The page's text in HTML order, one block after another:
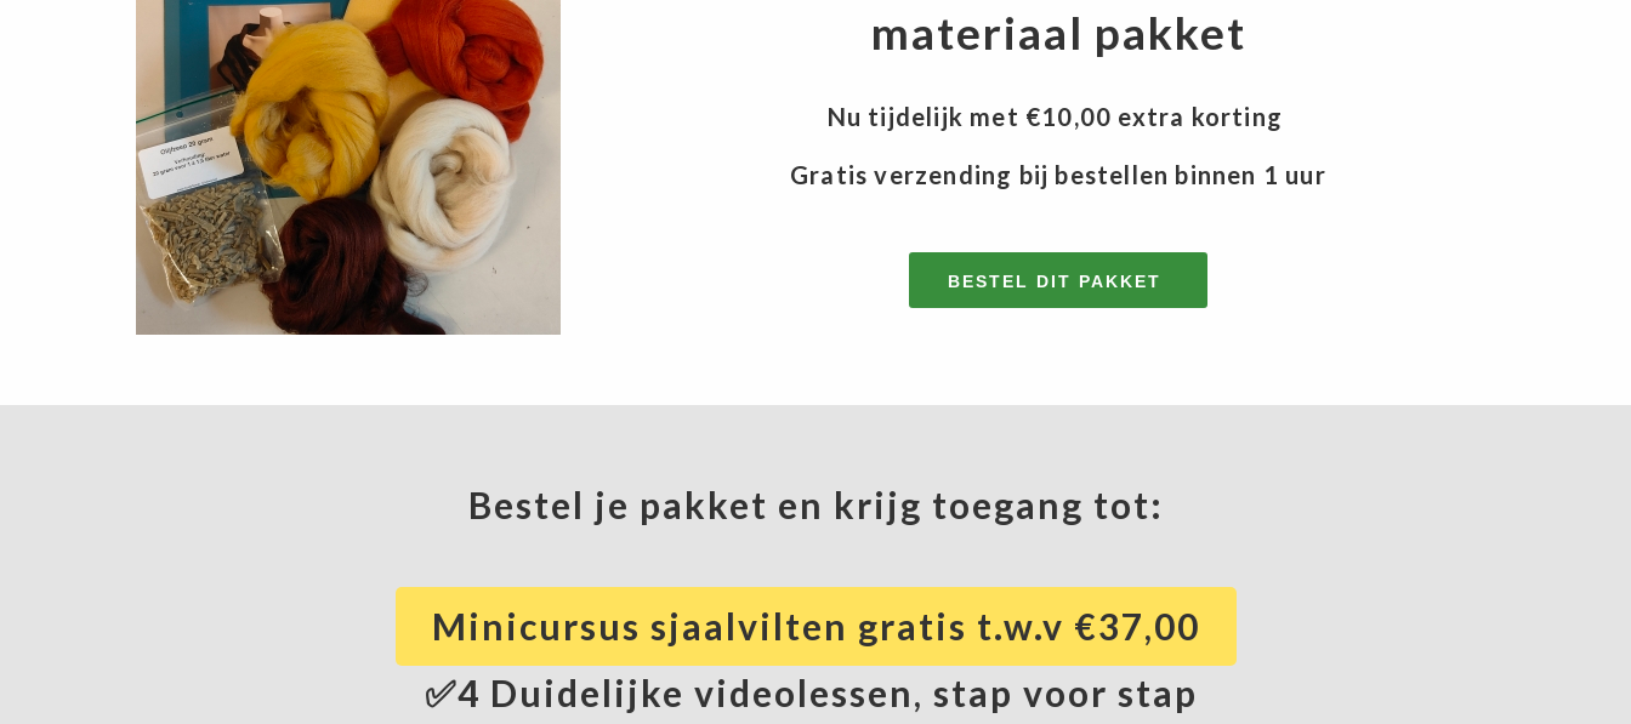
materiaal pakket
Nu tijdelijk met €10,00 extra korting
Gratis verzending bij bestellen binnen 1 uur
BESTEL DIT PAKKET
Bestel je pakket en krijg toegang tot:
Minicursus sjaalvilten gratis t.w.v €37,00
✅4 Duidelijke videolessen, stap voor stap